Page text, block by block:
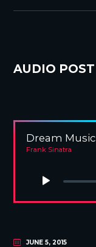
AUDIO POST
Dream Music
Frank Sinatra
JUNE 5, 2015